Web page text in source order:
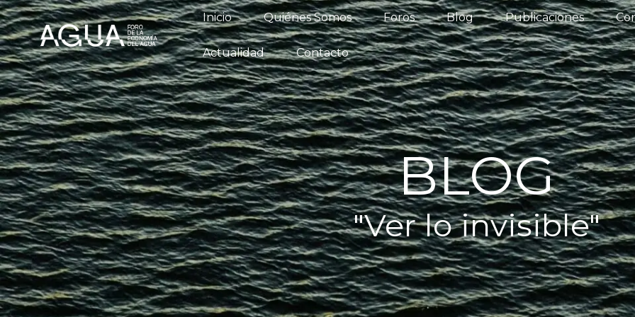
Inicio Quiénes Somos Foros Blog Publicaciones
Actualidad Contacto
BLOG
"Ver lo invisible"
Inicio Quiénes Somos Foros Blog
Publicaciones
Conversatorios del Agua
Actualidad Contacto